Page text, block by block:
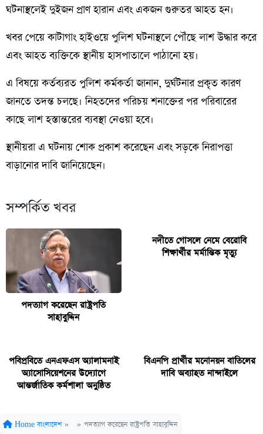
ঘটনাস্থলেই দুইজন প্রাণ হারান এবং একজন গুরুতর আহত হন।
খবর পেয়ে কাটাগাং হাইওয়ে পুলিশ ঘটনাস্থলে পৌঁছে লাশ উদ্ধার করে
এবং আহত ব্যক্তিকে স্থানীয় হাসপাতালে পাঠানো হয়।
এ বিষয়ে কর্তব্যরত পুলিশ কর্মকর্তা জানান, দুর্ঘটনার প্রকৃত কারণ
জানতে তদন্ত চলছে। নিহতদের পরিচয় শনাক্তের পর পরিবারের
কাছে লাশ হস্তান্তরের ব্যবস্থা নেওয়া হবে।
স্থানীয়রা এ ঘটনায় শোক প্রকাশ করেছেন এবং সড়কে নিরাপত্তা
বাড়ানোর দাবি জানিয়েছেন।
সম্পর্কিত খবর
পদত্যাগ করেছেন রাষ্ট্রপতি
সাহাবুদ্দিন
নদীতে গোসলে নেমে বেরোবি
শিক্ষার্থীর মর্মান্তিক মৃত্যু
পবিপ্রবিতে এনএফএস অ্যালামনাই
অ্যাসোসিয়েশনের উদ্যোগে
আন্তর্জাতিক কর্মশালা অনুষ্ঠিত
বিএনপি প্রার্থীর মনোনয়ন বাতিলের
দাবি অব্যাহত নান্দাইলে
Home বাংলাদেশ » » পদত্যাগ করেছেন রাষ্ট্রপতি সাহাবুদ্দিন